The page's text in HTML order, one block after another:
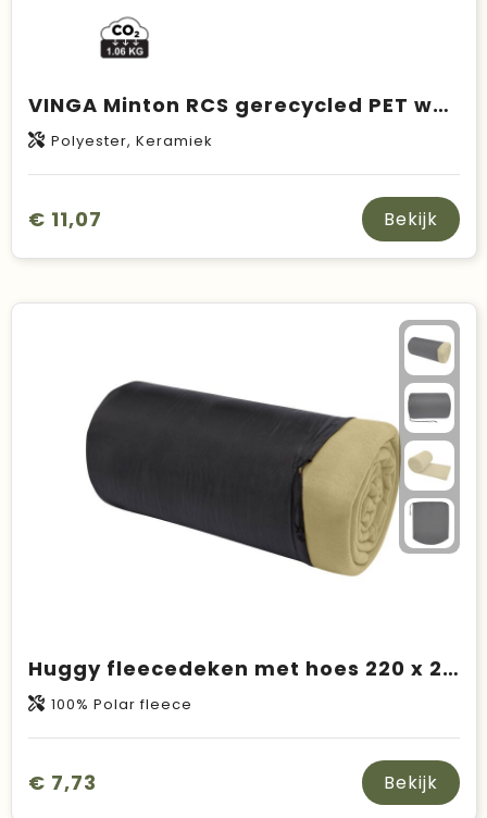
VINGA Minton RCS gerecycled PET warmtekussen
Polyester, Keramiek
€ 11,07 Bekijk
Huggy fleecedeken met hoes 220 x 250 cm
100% Polar fleece
€ 7,73 Bekijk